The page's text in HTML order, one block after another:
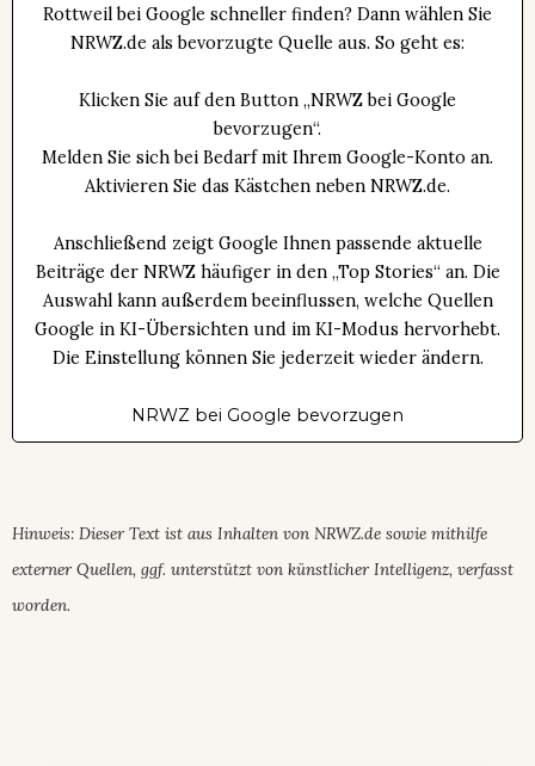
Rottweil bei Google schneller finden? Dann wählen Sie
NRWZ.de als bevorzugte Quelle aus. So geht es:
Klicken Sie auf den Button „NRWZ bei Google
bevorzugen“.
Melden Sie sich bei Bedarf mit Ihrem Google-Konto an.
Aktivieren Sie das Kästchen neben NRWZ.de.
Anschließend zeigt Google Ihnen passende aktuelle
Beiträge der NRWZ häufiger in den „Top Stories“ an. Die
Auswahl kann außerdem beeinflussen, welche Quellen
Google in KI-Übersichten und im KI-Modus hervorhebt.
Die Einstellung können Sie jederzeit wieder ändern.
NRWZ bei Google bevorzugen
Hinweis: Dieser Text ist aus Inhalten von NRWZ.de sowie mithilfe
externer Quellen, ggf. unterstützt von künstlicher Intelligenz, verfasst
worden.